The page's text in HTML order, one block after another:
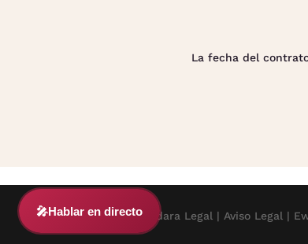
La fecha del
© 2024 Adara Legal | Aviso Legal |
🎤Hablar en directo